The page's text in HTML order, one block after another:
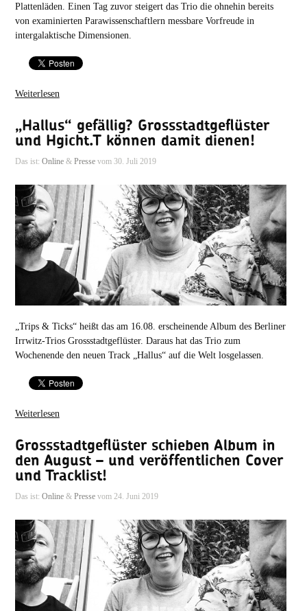
Plattenläden. Einen Tag zuvor steigert das Trio die ohnehin bereits
von examinierten Parawissenschaftlern messbare Vorfreude in
intergalaktische Dimensionen.
Weiterlesen
„Hallus“ gefällig? Grossstadtgeflüster
und Hgicht.T können damit dienen!
Das ist: Online& Pressevom 30. Juli 2019
„Trips & Ticks“ heißt das am 16.08. erscheinende Album des Berliner
Irrwitz-Trios Grossstadtgeflüster. Daraus hat das Trio zum
Wochenende den neuen Track „Hallus“ auf die Welt losgelassen.
Weiterlesen
Grossstadtgeflüster schieben Album in
den August – und veröffentlichen Cover
und Tracklist!
Das ist: Online& Pressevom 24. Juni 2019